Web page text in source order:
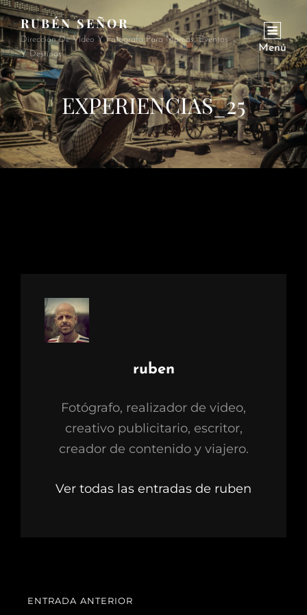
RUBÉN SEÑOR
Dirección De Vídeo Y Fotógrafo Para Marcas, Eventos
Y Destinos
Menú
EXPERIENCIAS_25
Autor:
ruben
Fotógrafo, realizador de video,
creativo publicitario, escritor,
creador de contenido y viajero.
Ver todas las entradas de ruben
Navegación
ENTRADA
ENTRADA ANTERIOR